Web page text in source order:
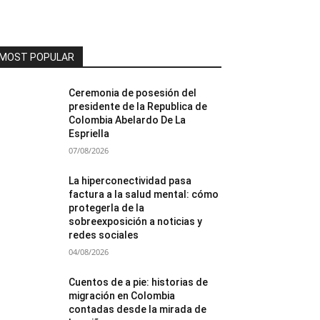
POPULAR
Ceremonia de posesión del
presidente de la Republica de
Colombia Abelardo De La
Espriella
07/08/2026
La hiperconectividad pasa
factura a la salud mental: cómo
protegerla de la
sobreexposición a noticias y
redes sociales
04/08/2026
Cuentos de a pie: historias de
migración en Colombia
contadas desde la mirada de